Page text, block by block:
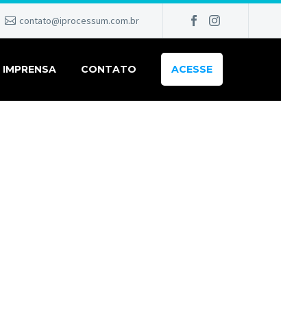
contato@iprocessum.com.br
IMPRENSA CONTATO ACESSE